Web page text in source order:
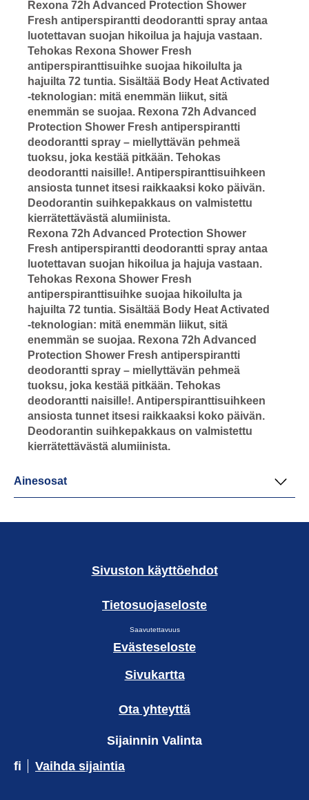
Rexona 72h Advanced Protection Shower
Fresh antiperspirantti deodorantti spray antaa
luotettavan suojan hikoilua ja hajuja vastaan.
Tehokas Rexona Shower Fresh
antiperspiranttisuihke suojaa hikoilulta ja
hajuilta 72 tuntia. Sisältää Body Heat Activated
-teknologian: mitä enemmän liikut, sitä
enemmän se suojaa. Rexona 72h Advanced
Protection Shower Fresh antiperspirantti
deodorantti spray – miellyttävän pehmeä
tuoksu, joka kestää pitkään. Tehokas
deodorantti naisille!. Antiperspiranttisuihkeen
ansiosta tunnet itsesi raikkaaksi koko päivän.
Deodorantin suihkepakkaus on valmistettu
kierrätettävästä alumiinista.
Rexona 72h Advanced Protection Shower
Fresh antiperspirantti deodorantti spray antaa
luotettavan suojan hikoilua ja hajuja vastaan.
Tehokas Rexona Shower Fresh
antiperspiranttisuihke suojaa hikoilulta ja
hajuilta 72 tuntia. Sisältää Body Heat Activated
-teknologian: mitä enemmän liikut, sitä
enemmän se suojaa. Rexona 72h Advanced
Protection Shower Fresh antiperspirantti
deodorantti spray – miellyttävän pehmeä
tuoksu, joka kestää pitkään. Tehokas
deodorantti naisille!. Antiperspiranttisuihkeen
ansiosta tunnet itsesi raikkaaksi koko päivän.
Deodorantin suihkepakkaus on valmistettu
kierrätettävästä alumiinista.
Ainesosat
Sivuston käyttöehdot
Tietosuojaseloste
Saavutettavuus
Evästeseloste
Sivukartta
Ota yhteyttä
Sijainnin Valinta
fi
Vaihda sijaintia